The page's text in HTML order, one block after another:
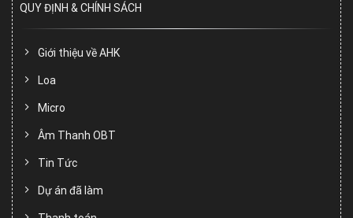
QUY ĐỊNH & CHÍNH SÁCH
Giới thiệu về AHK
Loa
Micro
Âm Thanh OBT
Tin Tức
Dự án đã làm